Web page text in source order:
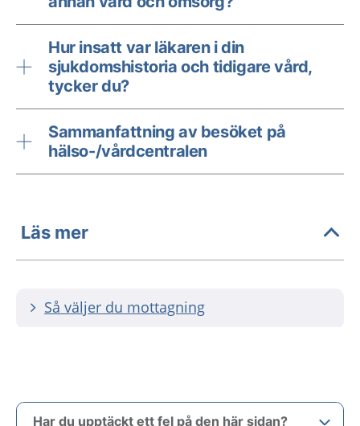
Hur insatt var läkaren i din
sjukdomshistoria och tidigare vård,
tycker du?
Sammanfattning av besöket på
hälso-/vårdcentralen
Läs mer
Så väljer du mottagning
Har du upptäckt ett fel på den här sidan?